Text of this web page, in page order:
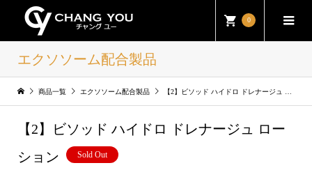
0
エクソソーム配合製品
商品一覧 エクソソーム配合製品 【2】ビソッド ハイドロ ドレナージュ ローション
【2】ビソッド ハイドロ ドレナージュ ロー
ション
Sold Out